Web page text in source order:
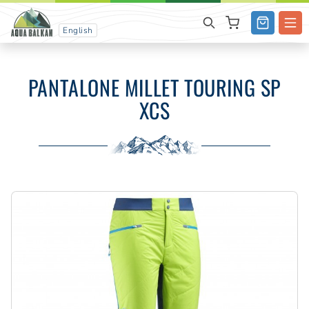
English
PANTALONE MILLET TOURING SP
XCS